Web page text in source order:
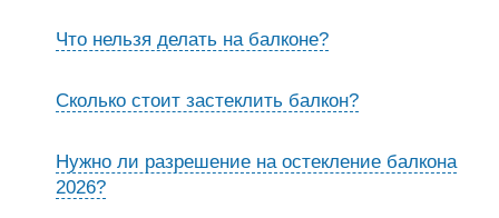
Что нельзя делать на балконе?
Сколько стоит застеклить балкон?
Нужно ли разрешение на остекление балкона
2026?